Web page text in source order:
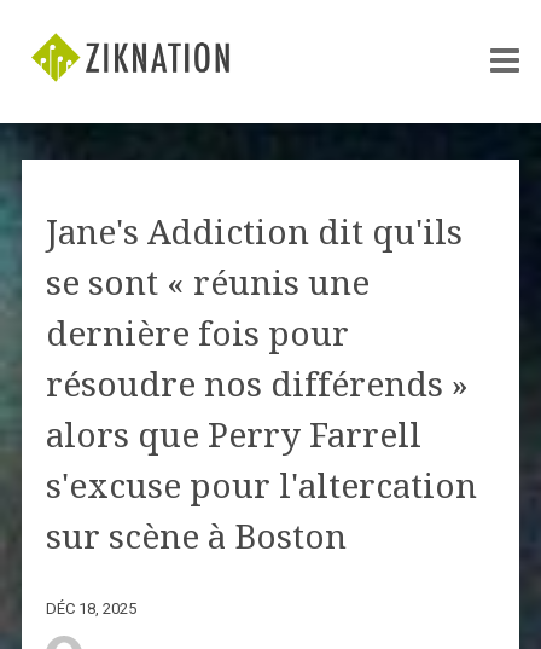
Jane's Addiction dit qu'ils
se sont « réunis une
dernière fois pour
résoudre nos différends »
alors que Perry Farrell
s'excuse pour l'altercation
sur scène à Boston
DÉC 18, 2025